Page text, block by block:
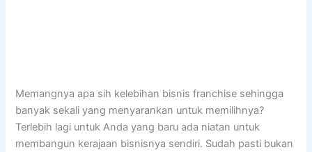
Memangnya apa sih kelebihan bisnis franchise sehingga
banyak sekali yang menyarankan untuk memilihnya?
Terlebih lagi untuk Anda yang baru ada niatan untuk
membangun kerajaan bisnisnya sendiri. Sudah pasti bukan